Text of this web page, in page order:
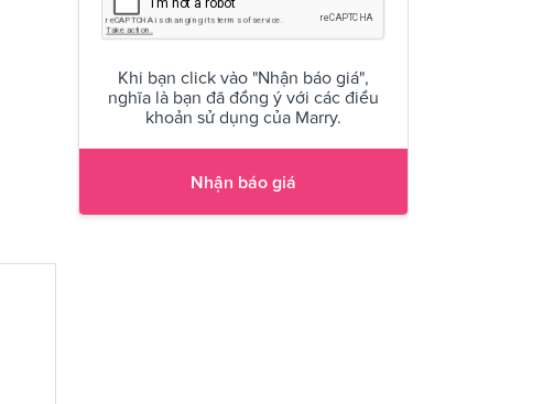
Khi bạn click vào "Nhận báo giá",
nghĩa là bạn đã đồng ý với các điều
khoản sử dụng của Marry.
Nhận báo giá